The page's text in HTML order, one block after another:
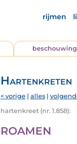
rijmen
beschouwing
Hartenkreten
< vorige| alles|
hartenkreet (nr. 1.858):
ROAMEN